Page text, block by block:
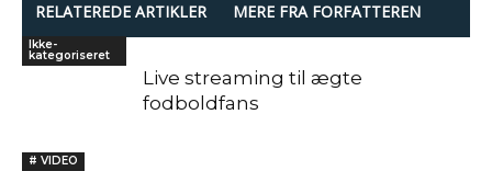
RELATEREDE ARTIKLER MERE FRA FORFATTEREN
Ikke-
kategoriseret
Live streaming til ægte
fodboldfans
# VIDEO